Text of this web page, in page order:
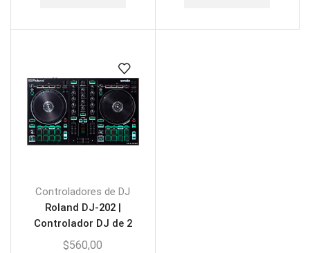
Controladores de DJ
Roland DJ-202 |
Controlador DJ de 2
canales
$560,00